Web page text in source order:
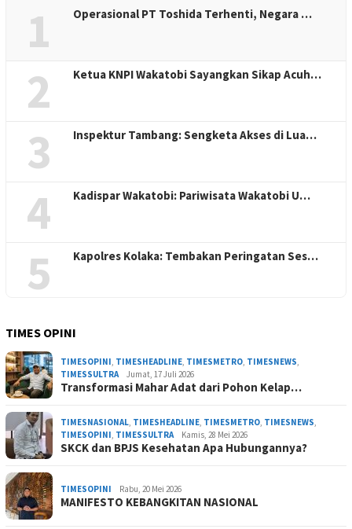
1 Operasional PT Toshida Terhenti, Negara …
2 Ketua KNPI Wakatobi Sayangkan Sikap Acuh…
3 Inspektur Tambang: Sengketa Akses di Lua…
4 Kadispar Wakatobi: Pariwisata Wakatobi U…
5 Kapolres Kolaka: Tembakan Peringatan Ses…
TIMES OPINI
TIMESOPINI, TIMESHEADLINE, TIMESMETRO, TIMESNEWS,
TIMESSULTRA
Jumat, 17 Juli 2026
Transformasi Mahar Adat dari Pohon Kelap…
TIMESNASIONAL, TIMESHEADLINE, TIMESMETRO, TIMESNEWS,
TIMESOPINI, TIMESSULTRA Kamis, 28 Mei 2026
SKCK dan BPJS Kesehatan Apa Hubungannya?
TIMESOPINI Rabu, 20 Mei 2026
MANIFESTO KEBANGKITAN NASIONAL